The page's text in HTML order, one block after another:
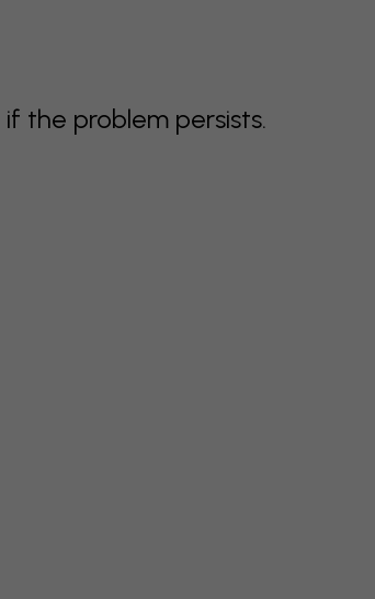
the problem persists.